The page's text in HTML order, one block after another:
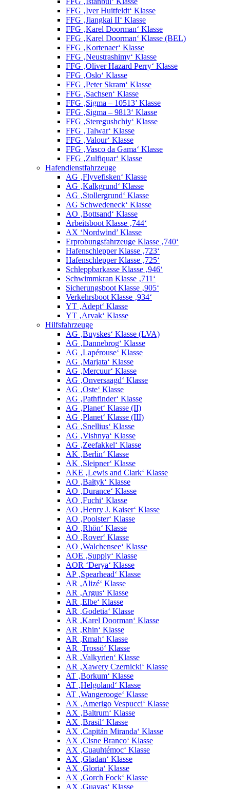
FFG ‚Iver Huitfeldt‘ Klasse
FFG ‚Jiangkai II‘ Klasse
FFG ‚Karel Doorman‘ Klasse
FFG ‚Karel Doorman‘ Klasse (BEL)
FFG ‚Kortenaer‘ Klasse
FFG ‚Neustrashimy‘ Klasse
FFG ‚Oliver Hazard Perry‘ Klasse
FFG ‚Oslo‘ Klasse
FFG ‚Peter Skram‘ Klasse
FFG ‚Sachsen‘ Klasse
FFG ‚Sigma – 10513’ Klasse
FFG ‚Sigma – 9813‘ Klasse
FFG ‚Steregushchiy‘ Klasse
FFG ‚Talwar‘ Klasse
FFG ‚Valour‘ Klasse
FFG ‚Vasco da Gama‘ Klasse
FFG ‚Zulfiquar‘ Klasse
Hafendienstfahrzeuge
AG ‚Flyvefisken‘ Klasse
AG ‚Kalkgrund‘ Klasse
AG ‚Stollergrund‘ Klasse
AG Schwedeneck‘ Klasse
AO ‚Bottsand‘ Klasse
Arbeitsboot Klasse ‚744‘
AX ‘Nordwind’ Klasse
Erprobungsfahrzeuge Klasse ‚740‘
Hafenschlepper Klasse ‚723‘
Hafenschlepper Klasse ‚725‘
Schleppbarkasse Klasse ‚946‘
Schwimmkran Klasse ‚711‘
Sicherungsboot Klasse ‚905‘
Verkehrsboot Klasse ‚934‘
YT ‚Adept‘ Klasse
YT ‚Arvak‘ Klasse
Hilfsfahrzeuge
AG ‚Buyskes‘ Klasse (LVA)
AG ‚Dannebrog‘ Klasse
AG ‚Lapérouse‘ Klasse
AG ‚Marjata‘ Klasse
AG ‚Mercuur‘ Klasse
AG ‚Onversaagd‘ Klasse
AG ‚Oste‘ Klasse
AG ‚Pathfinder‘ Klasse
AG ‚Planet‘ Klasse (II)
AG ‚Planet‘ Klasse (III)
AG ‚Snellius‘ Klasse
AG ‚Vishnya‘ Klasse
AG ‚Zeefakkel‘ Klasse
AK ‚Berlin‘ Klasse
AK ‚Sleipner‘ Klasse
AKE ‚Lewis and Clark‘ Klasse
AO ‚Bałtyk‘ Klasse
AO ‚Durance‘ Klasse
AO ‚Fuchi‘ Klasse
AO ‚Henry J. Kaiser‘ Klasse
AO ‚Poolster‘ Klasse
AO ‚Rhön‘ Klasse
AO ‚Rover‘ Klasse
AO ‚Walchensee‘ Klasse
AOE ‚Supply‘ Klasse
AOR ‘Derya‘ Klasse
AP ‚Spearhead‘ Klasse
AR ‚Alizé‘ Klasse
AR ‚Argus‘ Klasse
AR ‚Elbe‘ Klasse
AR ‚Godetia‘ Klasse
AR ‚Karel Doorman‘ Klasse
AR ‚Rhin‘ Klasse
AR ‚Rmah‘ Klasse
AR ‚Trossö‘ Klasse
AR ‚Valkyrien‘ Klasse
AR ‚Xawery Czernicki‘ Klasse
AT ‚Borkum‘ Klasse
AT ‚Helgoland‘ Klasse
AT ‚Wangerooge‘ Klasse
AX ‚Amerigo Vespucci‘ Klasse
AX ‚Baltrum‘ Klasse
AX ‚Brasil‘ Klasse
AX ‚Capitán Miranda‘ Klasse
AX ‚Cisne Branco‘ Klasse
AX ‚Cuauhtémoc‘ Klasse
AX ‚Gladan‘ Klasse
AX ‚Gloria‘ Klasse
AX ‚Gorch Fock‘ Klasse
AX ‚Guayas‘ Klasse